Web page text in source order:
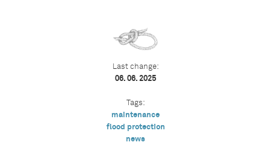
Last change:
06. 06. 2025
Tags:
maintenance
flood protection
news